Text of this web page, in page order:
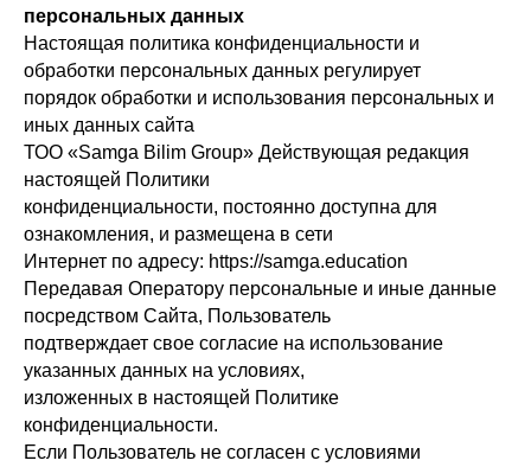
персональных данных
Настоящая политика конфиденциальности и
обработки персональных данных регулирует
порядок обработки и использования персональных и
иных данных сайта
ТОО «Samga Bilim Group» Действующая редакция
настоящей Политики
конфиденциальности, постоянно доступна для
ознакомления, и размещена в сети
Интернет по адресу: https://samga.education
Передавая Оператору персональные и иные данные
посредством Сайта, Пользователь
подтверждает свое согласие на использование
указанных данных на условиях,
изложенных в настоящей Политике
конфиденциальности.
Если Пользователь не согласен с условиями